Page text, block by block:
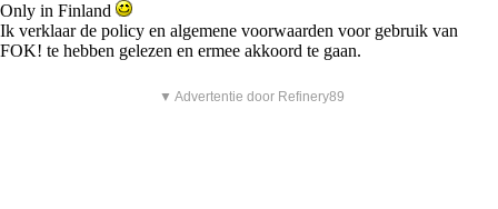
Only in Finland
Ik verklaar de policy en algemene voorwaarden voor gebruik van
FOK! te hebben gelezen en ermee akkoord te gaan.
▼ Advertentie door Refinery89